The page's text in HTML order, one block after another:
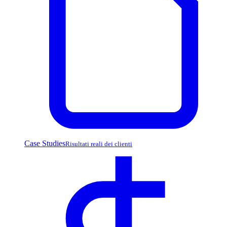
Case StudiesRisultati reali dei clienti